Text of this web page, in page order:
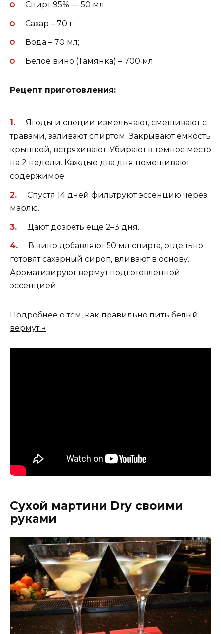
Спирт 95% — 50 мл;
Сахар – 70 г;
Вода – 70 мл;
Белое вино (Тамянка) – 700 мл.
Рецепт приготовления:
Ягоды и специи измельчают, смешивают с
травами, заливают спиртом. Закрывают емкость
крышкой, встряхивают. Убирают в темное место
на 2 недели. Каждые два дня помешивают
содержимое.
Спустя 14 дней фильтруют эссенцию через
марлю.
Дают дозреть еще 2–3 дня.
В вино добавляют 50 мл спирта, отдельно
готовят сахарный сироп, вливают в основу.
Ароматизируют вермут подготовленной
эссенцией.
Подробнее о том, как правильно пить белый
вермут →
Сухой мартини Dry своими
руками